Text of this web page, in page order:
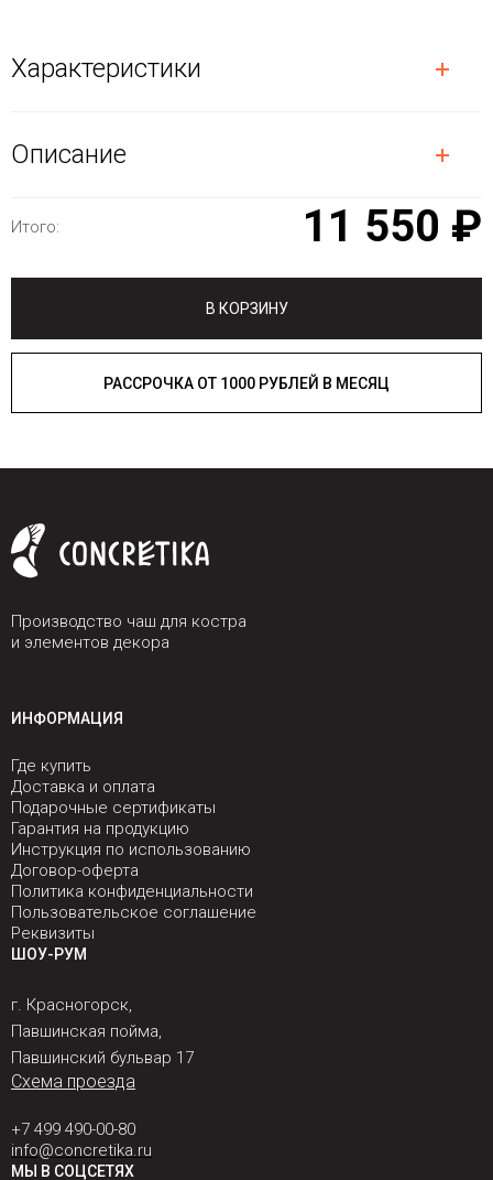
Характеристики
Описание
Итого: 11 550 ₽
В КОРЗИНУ
РАССРОЧКА ОТ 1000 РУБЛЕЙ В МЕСЯЦ
Производство чаш для костра
и элементов декора
ИНФОРМАЦИЯ
Где купить
Доставка и оплата
Подарочные сертификаты
Гарантия на продукцию
Инструкция по использованию
Договор-оферта
Политика конфиденциальности
Пользовательское соглашение
Реквизиты
ШОУ-РУМ
г. Красногорск,
Павшинская пойма,
Павшинский бульвар 17
Схема проезда
+7 499 490-00-80
info@concretika.ru
МЫ В СОЦСЕТЯХ